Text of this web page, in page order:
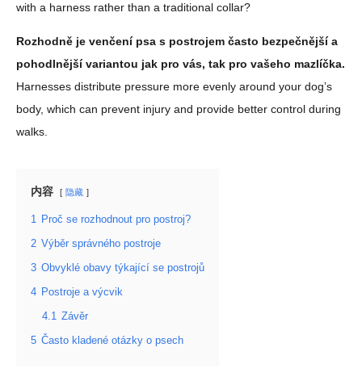
with a harness rather than a traditional collar?
Rozhodně je venčení psa s postrojem často bezpečnější a
pohodlnější variantou jak pro vás, tak pro vašeho mazlíčka.
Harnesses distribute pressure more evenly around your dog’s
body, which can prevent injury and provide better control during
walks.
内容 隐藏
1 Proč se rozhodnout pro postroj?
2 Výběr správného postroje
3 Obvyklé obavy týkající se postrojů
4 Postroje a výcvik
4.1 Závěr
5 Často kladené otázky o psech